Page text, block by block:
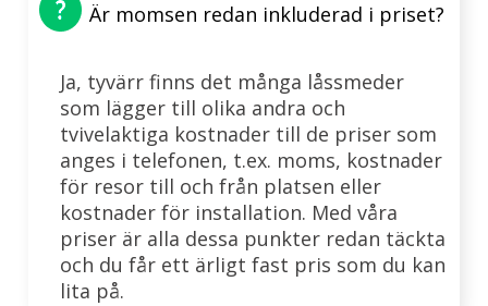
Är momsen redan inkluderad i priset?
Ja, tyvärr finns det många låssmeder
som lägger till olika andra och
tvivelaktiga kostnader till de priser som
anges i telefonen, t.ex. moms, kostnader
för resor till och från platsen eller
kostnader för installation. Med våra
priser är alla dessa punkter redan täckta
och du får ett ärligt fast pris som du kan
lita på.